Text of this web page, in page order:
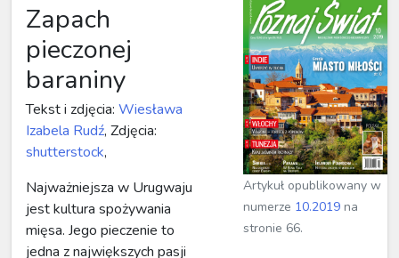
Zapach
pieczonej
baraniny
Tekst i zdjęcia: Wiesława
Izabela Rudź, Zdjęcia:
shutterstock,
Najważniejsza w Urugwaju
jest kultura spożywania
mięsa. Jego pieczenie to
jedna z największych pasji
Artykuł opublikowany w
numerze 10.2019 na
stronie 66.